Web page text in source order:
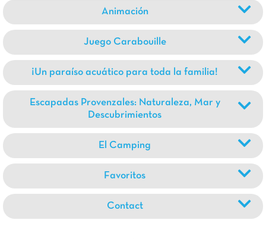
Animación
Juego Carabouille
¡Un paraíso acuático para toda la familia!
Escapadas Provenzales: Naturaleza, Mar y
Descubrimientos
El Camping
Favoritos
Contact